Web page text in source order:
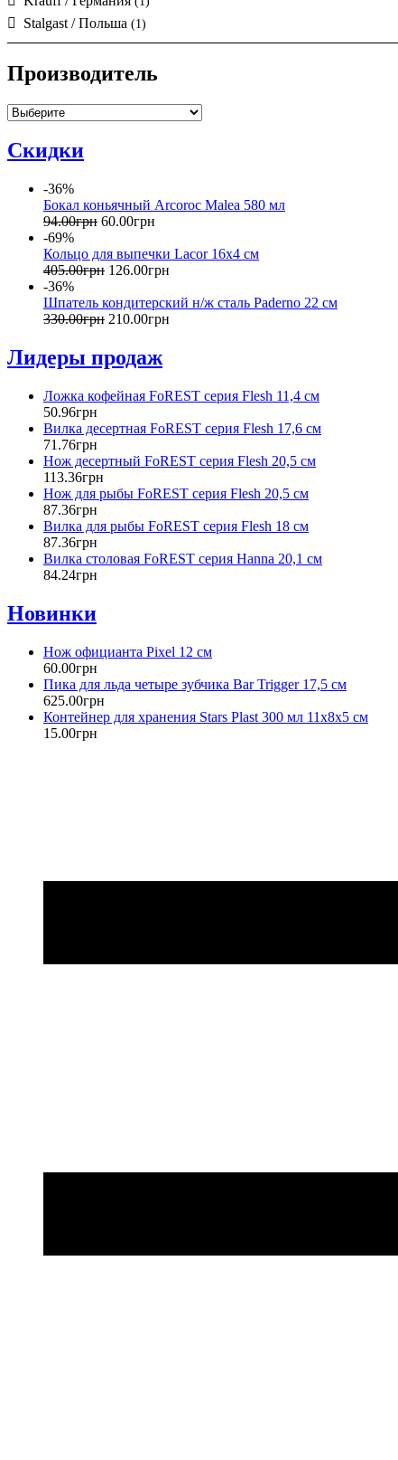
Stalgast / Польша (1)
Производитель
Скидки
-36%
Бокал коньячный Arcoroc Malea 580 мл
94.00грн 60.00грн
-69%
Кольцо для выпечки Lacor 16х4 cм
405.00грн 126.00грн
-36%
Шпатель кондитерский н/ж сталь Paderno 22 см
330.00грн 210.00грн
Лидеры продаж
Ложка кофейная FoREST серия Flesh 11,4 см
50.96грн
Вилка десертная FoREST серия Flesh 17,6 см
71 .76грн
Нож десертный FoREST серия Flesh 20,5 см
113.36грн
Нож для рыбы FoREST серия Flesh 20,5 см
87.36грн
Вилка для рыбы FoREST серия Flesh 18 см
87.36грн
Вилка столовая FoREST серия Hanna 20,1 см
84.24грн
Новинки
Нож официанта Pixel 12 см
60.00грн
Пика для льда четыре зубчика Bar Trigger 17,5 см
625.00грн
Контейнер для хранения Stars Plast 300 мл 11х8х5 см
15.00грн